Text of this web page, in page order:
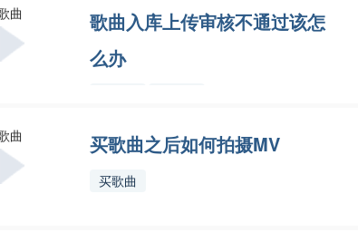
歌曲入库上传审核不通过该怎
么办
买歌曲之后如何拍摄MV
买歌曲